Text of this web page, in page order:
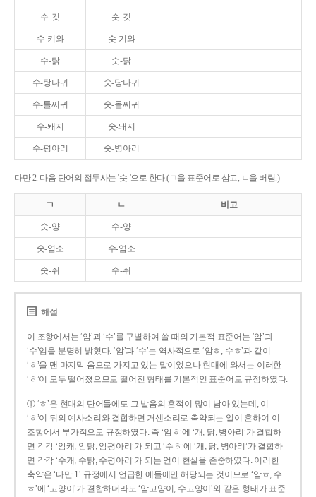
수-컷 숫-것
수-키와 숫-기와
수-탉 숫-닭
수-탕나귀 숫-당나귀
수-톨쩌귀 숫-돌쩌귀
수-퇘지 숫-돼지
수-평아리 숫-병아리
다만 2. 다음 단어의 접두사는 '숫-'으로 한다.(ㄱ을 표준어로 삼고, ㄴ을 버림.)
ㄱ ㄴ 비고
숫-양 수-양
숫-염소 수-염소
숫-쥐 수-쥐
해설
이 조항에서는 ‘암’과 ‘수’를 구별하여 쓸 때의 기본적 표준어는 ‘암’과
‘수’임을 분명히 밝혔다. ‘암’과 ‘수’는 역사적으로 ‘암ㅎ, 수ㅎ’과 같이
‘ㅎ’을 맨 마지막 음으로 가지고 있는 말이었으나 현대에 와서는 이러한
‘ㅎ’이 모두 떨어졌으므로 떨어진 형태를 기본적인 표준어로 규정하였다.
① ‘ㅎ’은 현대의 단어들에도 그 발음의 흔적이 많이 남아 있는데, 이
‘ㅎ’이 뒤의 예사소리와 결합하면 거센소리로 축약되는 일이 흔하여 이
조항에서 부가적으로 규정하였다. 즉 ‘암ㅎ’에 ‘개, 닭, 병아리’가 결합하
면 각각 ‘암캐, 암탉, 암평아리’가 되고 ‘수ㅎ’에 ‘개, 닭, 병아리’가 결합하
면 각각 ‘수캐, 수탉, 수평아리’가 되는 언어 현실을 존중하였다. 이러한
축약은 ‘다만 1’ 규정에서 언급한 예들에만 해당되는 것이므로 ‘암ㅎ, 수
ㅎ’에 ‘고양이’가 결합하더라도 ‘암고양이, 수고양이’와 같은 형태가 표준